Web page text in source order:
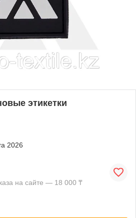
этикетки
2026
на сайте — 18 000 ₸